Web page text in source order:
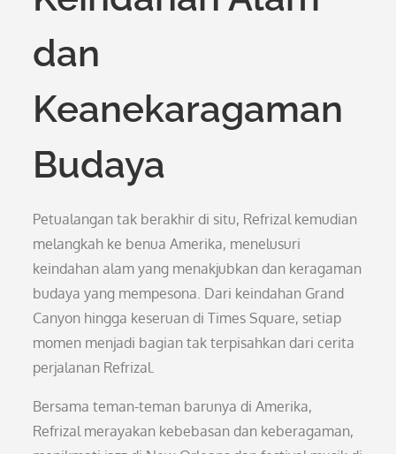
dan
Keanekaragaman
Budaya
Petualangan tak berakhir di situ, Refrizal kemudian
melangkah ke benua Amerika, menelusuri
keindahan alam yang menakjubkan dan keragaman
budaya yang mempesona. Dari keindahan Grand
Canyon hingga keseruan di Times Square, setiap
momen menjadi bagian tak terpisahkan dari cerita
perjalanan Refrizal.
Bersama teman-teman barunya di Amerika,
Refrizal merayakan kebebasan dan keberagaman,